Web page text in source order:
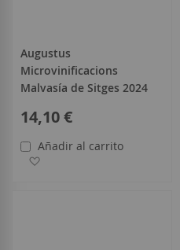
Augustus
Microvinificacions
Malvasía de Sitges 2024
14,10 €
Añadir al carrito